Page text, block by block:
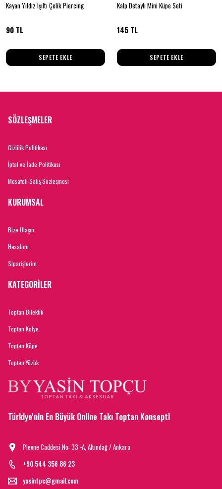
Kayan Yıldız Işıltı Çelik Piercing
90 TL
SEPETE EKLE
Kalp Detaylı Mini Küpe Seti
145 TL
SEPETE EKLE
SÖZLEŞMELER
Gizlilik Politikası
İptal ve İade Politikası
Mesafeli Satış Sözleşmesi
KURUMSAL
Bize Ulaşın
Hesabım
Siparişlerim
KATEGORİLER
Toptan Bileklik
Toptan Kolye
Toptan Küpe
Toptan Yüzük
Türkiye'nin En Büyük Online Takı Toptan Konsepti
Plevne Caddesi No: 33 -A, Altındağ / Ankara
+90 544 356 86 23
yasintpc@gmail.com